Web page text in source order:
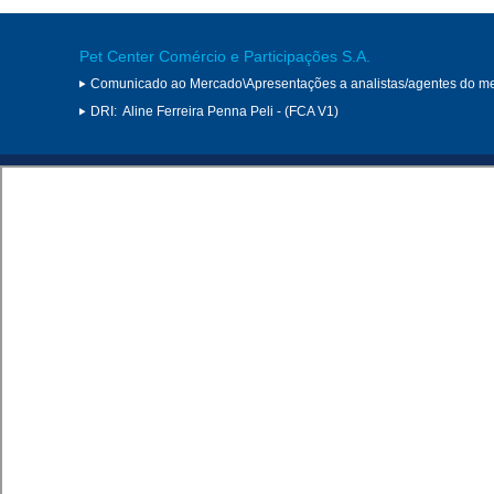
Pet Center Comércio e Participações S.A.
Comunicado ao Mercado\Apresentações a analistas/agentes do
DRI: Aline Ferreira Penna Peli - (FCA V1)